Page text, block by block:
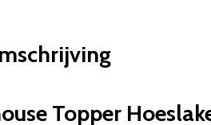
Topper